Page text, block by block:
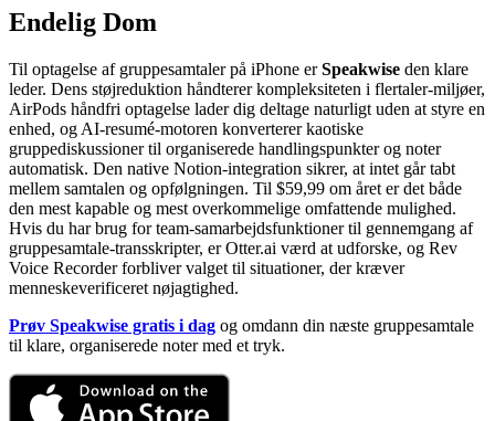
Endelig Dom
Til optagelse af gruppesamtaler på iPhone erSpeakwise den klare
leder. Dens støjreduktion håndterer kompleksiteten i flertaler-miljøer,
AirPods håndfri optagelse lader dig deltage naturligt uden at styre en
enhed, og AI-resumé-motoren konverterer kaotiske
gruppediskussioner til organiserede handlingspunkter og noter
automatisk. Den native Notion-integration sikrer, at intet går tabt
mellem samtalen og opfølgningen. Til $59,99 om året er det både
den mest kapable og mest overkommelige omfattende mulighed.
Hvis du har brug for team-samarbejdsfunktioner til gennemgang af
gruppesamtale-transskripter, er Otter.ai værd at udforske, og Rev
Voice Recorder forbliver valget til situationer, der kræver
menneskeverificeret nøjagtighed.
Prøv Speakwise gratis i dag og omdann din næste gruppesamtale
til klare, organiserede noter med et tryk.